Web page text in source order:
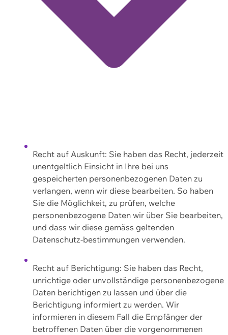
Recht auf Auskunft: Sie haben das Recht, jederzeit
unentgeltlich Einsicht in Ihre bei uns
gespeicherten personenbezogenen Daten zu
verlangen, wenn wir diese bearbeiten. So haben
Sie die Möglichkeit, zu prüfen, welche
personenbezogene Daten wir über Sie bearbeiten,
und dass wir diese gemäss geltenden
Datenschutz-bestimmungen verwenden.
Recht auf Berichtigung: Sie haben das Recht,
unrichtige oder unvollständige personenbezogene
Daten berichtigen zu lassen und über die
Berichtigung informiert zu werden. Wir
informieren in diesem Fall die Empfänger der
betroffenen Daten über die vorgenommenen